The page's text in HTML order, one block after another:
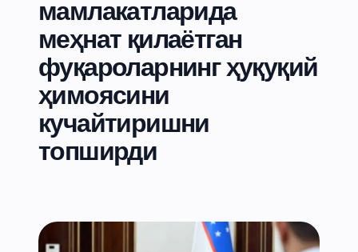
мамлакатларида
меҳнат қилаётган
фуқароларнинг ҳуқуқий
ҳимоясини
кучайтиришни
топширди